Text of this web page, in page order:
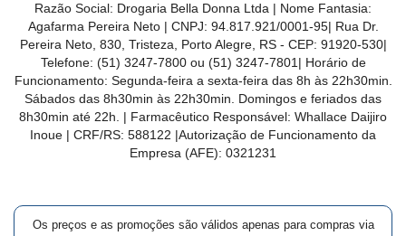
DO
CLIENTE
Razão Social: Drogaria Bella Donna Ltda | Nome Fantasia:
Agafarma Pereira Neto | CNPJ: 94.817.921/0001-95| Rua Dr.
Pereira Neto, 830, Tristeza, Porto Alegre, RS - CEP: 91920-530|
Telefone: (51) 3247-7800 ou (51) 3247-7801 | Horário de
Funcionamento: Segunda-feira a sexta-feira das 8h às 22h30min.
Sábados das 8h30min às 22h30min. Domingos e feriados das
8h30min até 22h. | Farmacêutico Responsável: Whallace Daijiro
Inoue | CRF/RS: 588122 |Autorização de Funcionamento da
Empresa (AFE): 0321231
Os preços e as promoções são válidos apenas para compras via